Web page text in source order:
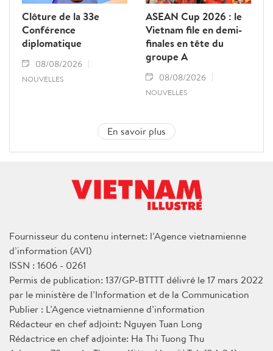
Clôture de la 33e
Conférence
diplomatique
08/08/2026
NOUVELLES
ASEAN Cup 2026 : le
Vietnam file en demi-
finales en tête du
groupe A
08/08/2026
NOUVELLES
En savoir plus
Fournisseur du contenu internet: l’Agence vietnamienne
d’information (AVI)
ISSN : 1606 - 0261
Permis de publication: 137/GP-BTTTT délivré le 17 mars 2022
par le ministère de l’Information et de la Communication
Publier : L’Agence vietnamienne d’information
Rédacteur en chef adjoint: Nguyen Tuan Long
Rédactrice en chef adjointe: Ha Thi Tuong Thu